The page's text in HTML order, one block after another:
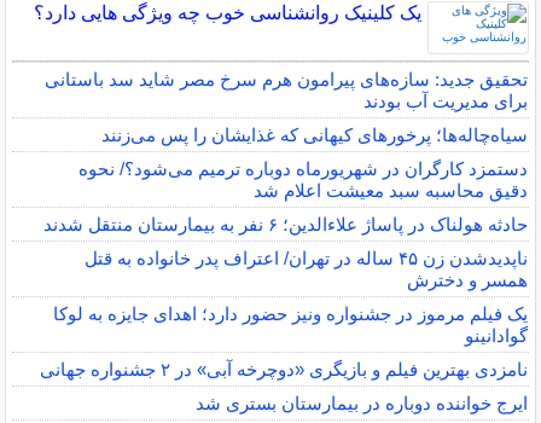
یک کلینیک روانشناسی خوب چه ویژگی هایی دارد؟
تحقیق جدید: سازه‌های پیرامون هرم سرخ مصر شاید سد باستانی
برای مدیریت آب بودند
سیاه‌چاله‌ها؛ پرخورهای کیهانی که غذایشان را پس می‌زنند
دستمزد کارگران در شهریورماه دوباره ترمیم می‌شود؟/ نحوه
دقیق محاسبه سبد معیشت اعلام شد
حادثه هولناک در پاساژ علاءالدین؛ ۶ نفر به بیمارستان منتقل شدند
ناپدیدشدن زن ۴۵ ساله در تهران/ اعتراف پدر خانواده به قتل
همسر و دخترش
یک فیلم مرموز در جشنواره ونیز حضور دارد؛ اهدای جایزه به لوکا
گوادانینو
نامزدی بهترین فیلم و بازیگری «دوچرخه آبی» در ۲ جشنواره جهانی
ایرج خواننده دوباره در بیمارستان بستری شد